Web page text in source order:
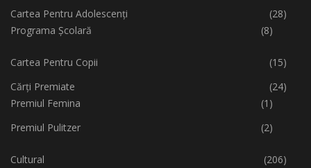
Cartea Pentru Adolescenți
(28)
Programa Școlară
(8)
Cartea Pentru Copii
(15)
Cărți Premiate
(24)
Premiul Femina
(1)
Premiul Pulitzer
(2)
Cultural
(206)